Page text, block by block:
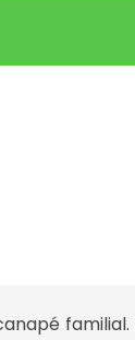
familial.